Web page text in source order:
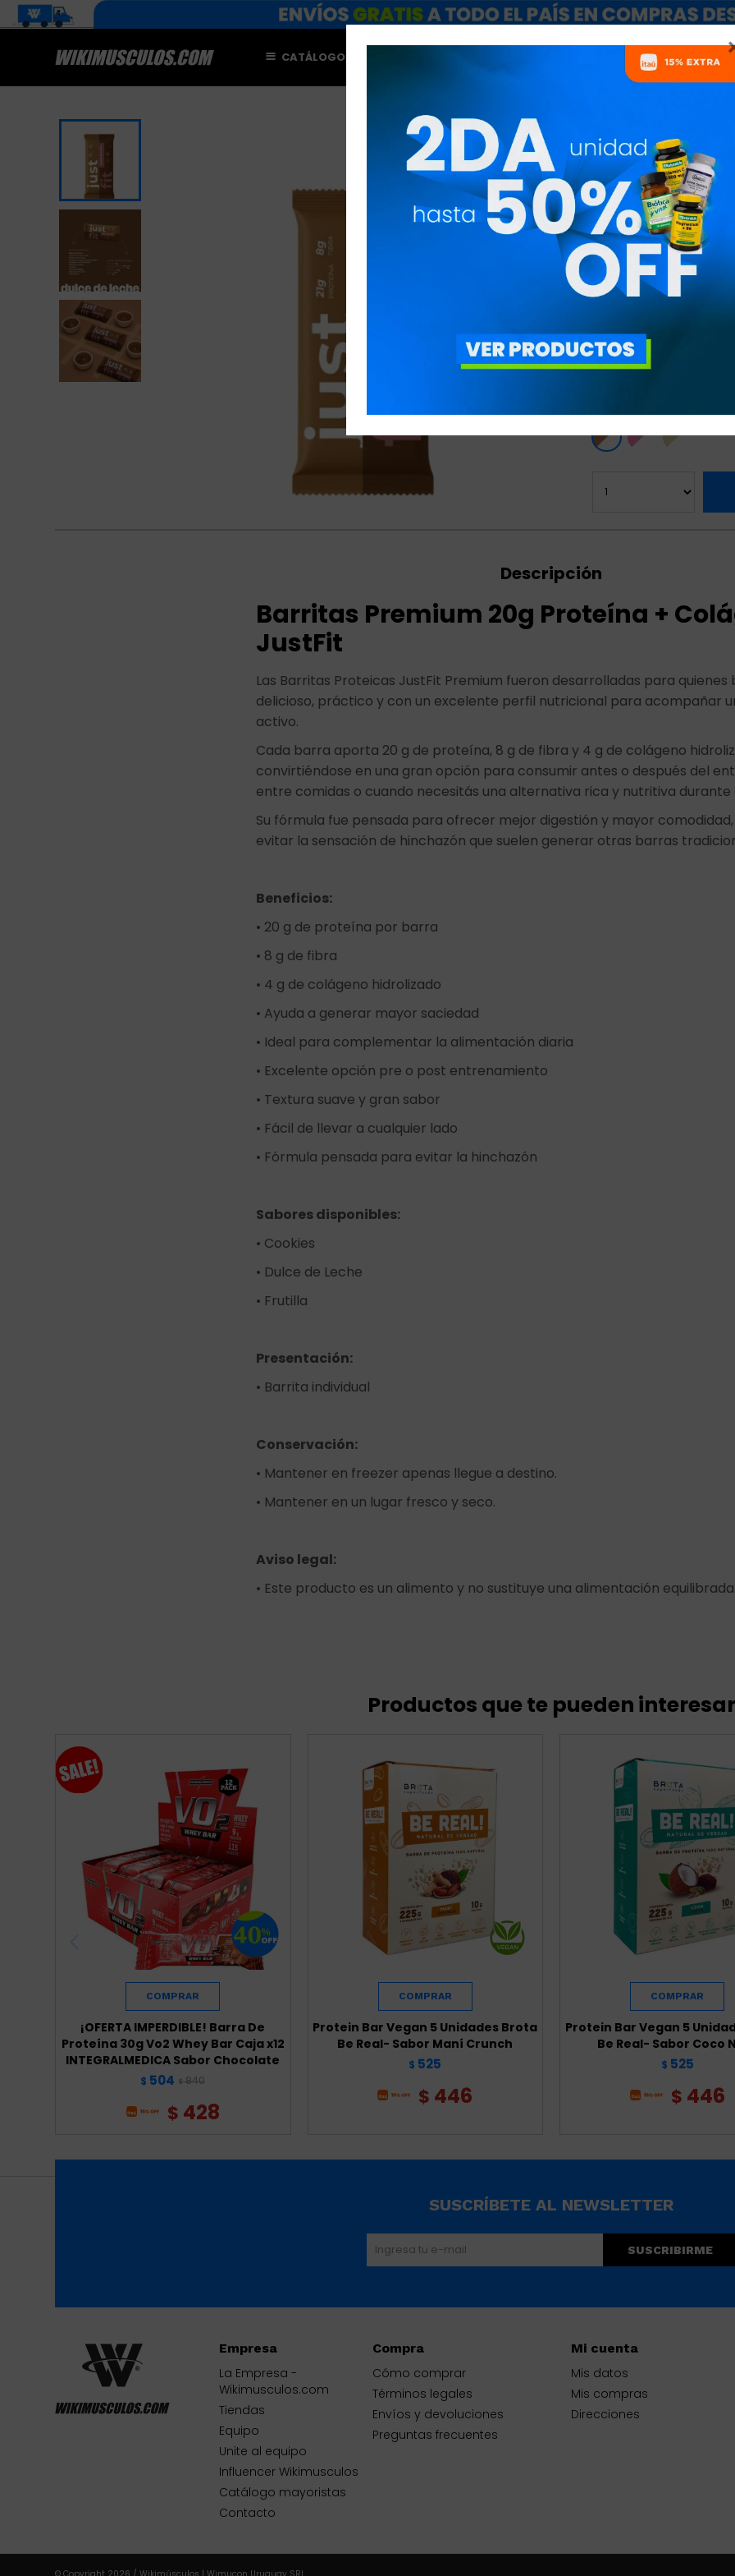
CATÁLOGO NUTRICIONISTAS
COLÁGENO
JUSTF0010
$120
$102
- Cada barra aporta
colágeno hidrolizado
Variedades:
Descripción
Barritas Premium 20g Proteína +
JustFit
Las Barritas Proteicas JustFit Premium fueron desarrolladas para quienes
delicioso, práctico y con un excelente perfil nutricional para acompañar
activo.
Cada barra aporta 20 g de proteína, 8 g de fibra y 4 g de colágeno
convirtiéndose en una gran opción para consumir antes o después del
entre comidas o cuando necesitás una alternativa rica y nutritiva durante
Su fórmula fue pensada para ofrecer mejor digestión y mayor
evitar la sensación de hinchazón que suelen generar otras barras
Beneficios:
• 20 g de proteína por barra
• 8 g de fibra
• 4 g de colágeno hidrolizado
• Ayuda a generar mayor saciedad
• Ideal para complementar la alimentación diaria
• Excelente opción pre o post entrenamiento
• Textura suave y gran sabor
• Fácil de llevar a cualquier lado
• Fórmula pensada para evitar la hinchazón
Sabores disponibles:
• Cookies
• Dulce de Leche
• Frutilla
Presentación:
• Barrita individual
Conservación:
• Mantener en freezer apenas llegue a destino.
• Mantener en un lugar fresco y seco.
Aviso legal:
• Este producto es un alimento y no sustituye una alimentación
Productos que te pueden interesar
¡OFERTA IMPERDIBLE! Barra De
Proteína 30g Vo2 Whey Bar Caja x12
INTEGRALMEDICA Sabor Chocolate
$ 504 $ 840
$ 428
Protein Bar Vegan 5 Unidades Brota
Be Real- Sabor Maní Crunch
$ 525
$ 446
Protein Bar Vegan 5
Be Real- Sabor Coco
$ 525
$ 446
Empresa
La Empresa -
Wikimusculos.com
Tiendas
Equipo
Unite al equipo
Influencer Wikimusculos
Catálogo mayoristas
Contacto
Compra
Cómo comprar
Términos legales
Envíos y devoluciones
Preguntas frecuentes
Mi cuenta
Mis datos
Mis compras
Direcciones
SUSCRÍBETE AL NEWSLETTER
SUSCRIBIRME